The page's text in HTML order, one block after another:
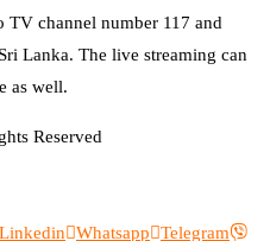
TV channel number 117 and
Lanka. The live streaming can
as well.
Reserved
Linkedin Whatsapp Telegram